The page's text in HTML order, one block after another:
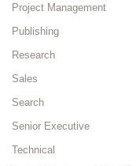
Project Management
Publishing
Research
Sales
Search
Senior Executive
Technical